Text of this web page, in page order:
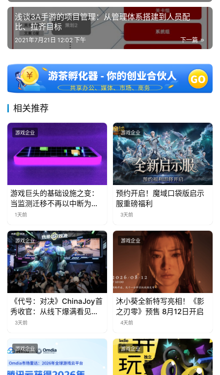
三
届
金
茶
月
3
0
日
游
茶
接
会
上
海
站
中
文
(
浅谈3A手游的项目管理：从管理体系搭建到人员配
比、拉齐目标
下一篇
2021年7月21日 12:02 下午
相关推荐
游戏企业
游戏巨头的基础设施之变：
当监测迁移不再以中断为代
价
1天前
游戏企业
预约开启！魔域口袋版启示
服重磅福利
3天前
游戏企业
《代号：对决》ChinaJoy首
秀收官：从线下爆满看见玩
家的真实期待
3天前
游戏企业
沐小葵全新特写亮相！《影
之刃零》预售 8月12日开启
4天前
游戏企业 游戏企业